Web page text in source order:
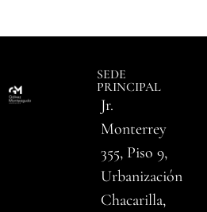
SEDE
PRINCIPAL
Jr.
Monterrey
355, Piso 9,
Urbanización
Chacarilla,